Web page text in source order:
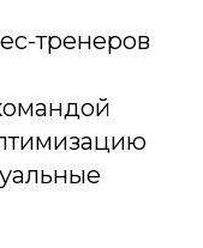
тренеров